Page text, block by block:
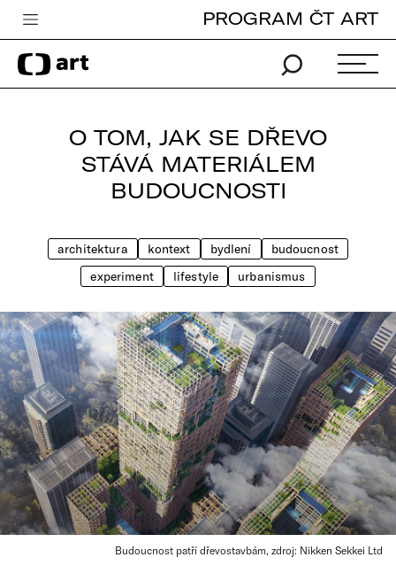
Česká televize
Zpravodajství
PROGRAM ČT ART
O TOM, JAK SE DŘEVO
STÁVÁ MATERIÁLEM
BUDOUCNOSTI
architektura kontext bydlení
budoucnost
experiment
lifestyle urbanismus
Budoucnost patří dřevostavbám, zdroj: Nikken Sekkei Ltd